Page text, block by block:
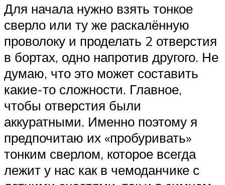
Для начала нужно взять тонкое
сверло или ту же раскалённую
проволоку и проделать 2 отверстия
в бортах, одно напротив другого. Не
думаю, что это может составить
какие-то сложности. Главное,
чтобы отверстия были
аккуратными. Именно поэтому я
предпочитаю их «пробуривать»
тонким сверлом, которое всегда
лежит у нас как в чемоданчике с